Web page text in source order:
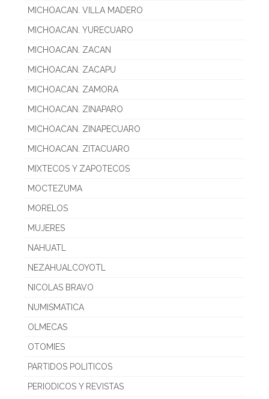
MICHOACAN. VILLA MADERO
MICHOACAN. YURECUARO
MICHOACAN. ZACAN
MICHOACAN. ZACAPU
MICHOACAN. ZAMORA
MICHOACAN. ZINAPARO
MICHOACAN. ZINAPECUARO
MICHOACAN. ZITACUARO
MIXTECOS Y ZAPOTECOS
MOCTEZUMA
MORELOS
MUJERES
NAHUATL
NEZAHUALCOYOTL
NICOLAS BRAVO
NUMISMATICA
OLMECAS
OTOMIES
PARTIDOS POLITICOS
PERIODICOS Y REVISTAS